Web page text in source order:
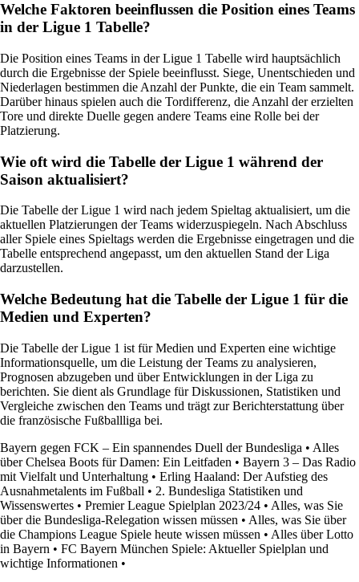
Welche Faktoren beeinflussen die Position eines Teams
in der Ligue 1 Tabelle?
Die Position eines Teams in der Ligue 1 Tabelle wird hauptsächlich
durch die Ergebnisse der Spiele beeinflusst. Siege, Unentschieden und
Niederlagen bestimmen die Anzahl der Punkte, die ein Team sammelt.
Darüber hinaus spielen auch die Tordifferenz, die Anzahl der erzielten
Tore und direkte Duelle gegen andere Teams eine Rolle bei der
Platzierung.
Wie oft wird die Tabelle der Ligue 1 während der
Saison aktualisiert?
Die Tabelle der Ligue 1 wird nach jedem Spieltag aktualisiert, um die
aktuellen Platzierungen der Teams widerzuspiegeln. Nach Abschluss
aller Spiele eines Spieltags werden die Ergebnisse eingetragen und die
Tabelle entsprechend angepasst, um den aktuellen Stand der Liga
darzustellen.
Welche Bedeutung hat die Tabelle der Ligue 1 für die
Medien und Experten?
Die Tabelle der Ligue 1 ist für Medien und Experten eine wichtige
Informationsquelle, um die Leistung der Teams zu analysieren,
Prognosen abzugeben und über Entwicklungen in der Liga zu
berichten. Sie dient als Grundlage für Diskussionen, Statistiken und
Vergleiche zwischen den Teams und trägt zur Berichterstattung über
die französische Fußballliga bei.
Bayern gegen FCK – Ein spannendes Duell der Bundesliga • Alles
über Chelsea Boots für Damen: Ein Leitfaden • Bayern 3 – Das Radio
mit Vielfalt und Unterhaltung • Erling Haaland: Der Aufstieg des
Ausnahmetalents im Fußball • 2. Bundesliga Statistiken und
Wissenswertes • Premier League Spielplan 2023/24 • Alles, was Sie
über die Bundesliga-Relegation wissen müssen • Alles, was Sie über
die Champions League Spiele heute wissen müssen • Alles über Lotto
in Bayern • FC Bayern München Spiele: Aktueller Spielplan und
wichtige Informationen •